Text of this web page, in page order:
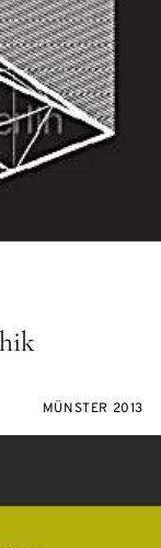
MÜNSTER 2013